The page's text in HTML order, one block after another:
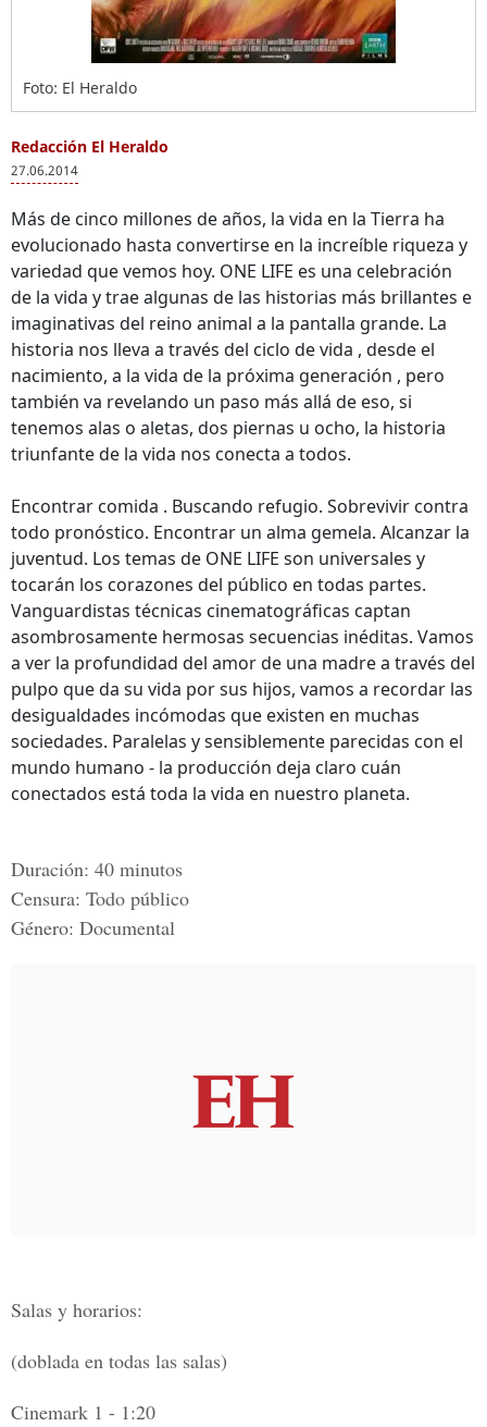
Foto: El Heraldo
Redacción El Heraldo
27.06.2014
Más de cinco millones de años, la vida en la Tierra ha
evolucionado hasta convertirse en la increíble riqueza y
variedad que vemos hoy. ONE LIFE es una celebración
de la vida y trae algunas de las historias más brillantes e
imaginativas del reino animal a la pantalla grande. La
historia nos lleva a través del ciclo de vida , desde el
nacimiento, a la vida de la próxima generación , pero
también va revelando un paso más allá de eso, si
tenemos alas o aletas, dos piernas u ocho, la historia
triunfante de la vida nos conecta a todos.
Encontrar comida . Buscando refugio. Sobrevivir contra
todo pronóstico. Encontrar un alma gemela. Alcanzar la
juventud. Los temas de ONE LIFE son universales y
tocarán los corazones del público en todas partes.
Vanguardistas técnicas cinematográficas captan
asombrosamente hermosas secuencias inéditas. Vamos
a ver la profundidad del amor de una madre a través del
pulpo que da su vida por sus hijos, vamos a recordar las
desigualdades incómodas que existen en muchas
sociedades. Paralelas y sensiblemente parecidas con el
mundo humano - la producción deja claro cuán
conectados está toda la vida en nuestro planeta.
Duración: 40 minutos
Censura: Todo público
Género: Documental
Salas y horarios:
(doblada en todas las salas)
Cinemark 1 - 1:20